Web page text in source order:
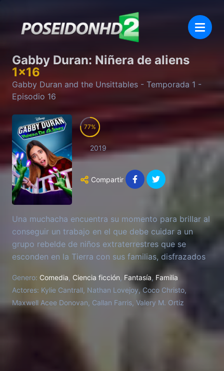
Gabby Duran: Niñera de aliens
1x16
Gabby Duran and the Unsittables - Temporada 1 -
Episodio 16
77
2019
Compartir
Una muchacha encuentra su momento para brillar al
conseguir un trabajo en el que debe cuidar a un
grupo rebelde de niños extraterrestres que se
esconden en la Tierra con sus familias, disfrazados
Genero: Comedia, Ciencia ficción, Fantasía, Familia
Actores: Kylie Cantrall, Nathan Lovejoy, Coco Christo,
Maxwell Acee Donovan, Callan Farris, Valery M. Ortiz